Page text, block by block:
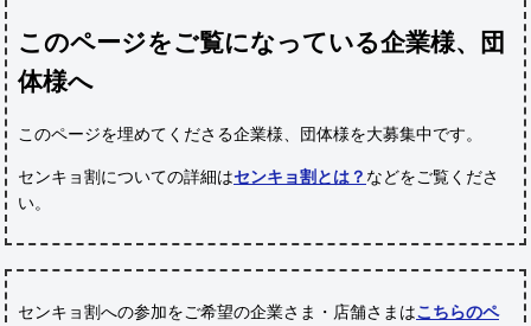
このページをご覧になっている企業様、団
体様へ
このページを埋めてくださる企業様、団体様を大募集中です。
センキョ割についての詳細はセンキョ割とは？ などをご覧くださ
い。
センキョ割への参加をご希望の企業さま・店舗さまはこちらのペ